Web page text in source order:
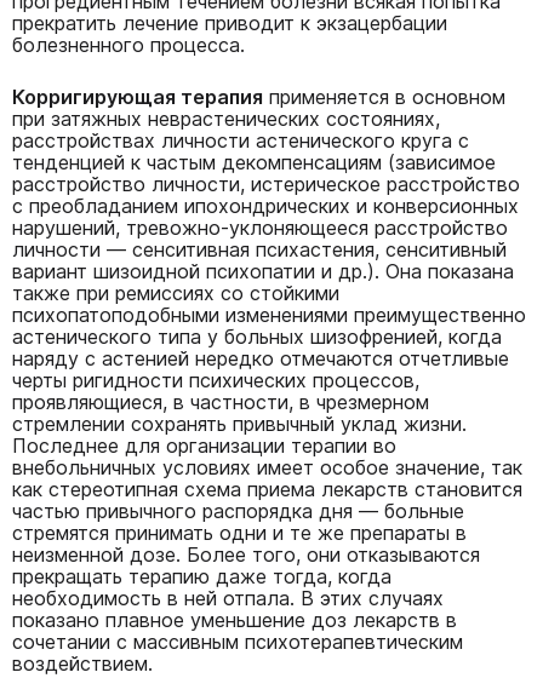
прекратить лечение приводит к экзацербации
болезненного процесса.
Корригирующая терапия применяется в основном
при затяжных неврастенических состояниях,
расстройствах личности астенического круга с
тенденцией к частым декомпенсациям (зависимое
расстройство личности, истерическое расстройство
с преобладанием ипохондрических и конверсионных
нарушений, тревожно-уклоняющееся расстройство
личности — сенситивная психастения, сенситивный
вариант шизоидной психопатии и др.). Она показана
также при ремиссиях со стойкими
психопатоподобными изменениями преимущественно
астенического типа у больных шизофренией, когда
наряду с астенией нередко отмечаются отчетливые
черты ригидности психических процессов,
проявляющиеся, в частности, в чрезмерном
стремлении сохранять привычный уклад жизни.
Последнее для организации терапии во
внебольничных условиях имеет особое значение, так
как стереотипная схема приема лекарств становится
частью привычного распорядка дня — больные
стремятся принимать одни и те же препараты в
неизменной дозе. Более того, они отказываются
прекращать терапию даже тогда, когда
необходимость в ней отпала. В этих случаях
показано плавное уменьшение доз лекарств в
сочетании с массивным психотерапевтическим
воздействием.